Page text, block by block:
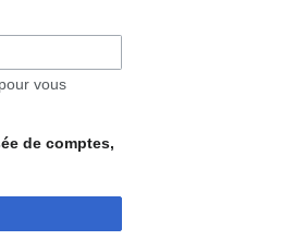
vous
de comptes,